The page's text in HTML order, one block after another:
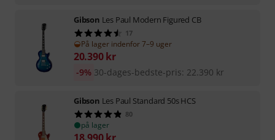
Gibson Les Paul Modern Figured CB
17
På lager indenfor 7–9 uger
20.390 kr
30-dages-bedste-pris: 22.390 kr
-9%
Gibson Les Paul Standard 50s HCS
80
på lager
18.990 kr